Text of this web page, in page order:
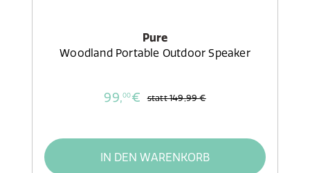
Pure
Woodland Portable Outdoor Speaker
99,00€ statt149,99 €
IN DEN WARENKORB